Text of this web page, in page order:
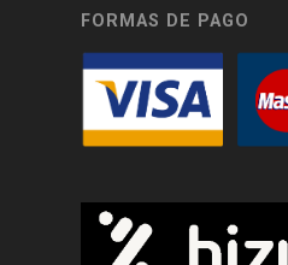
FORMAS DE PAGO